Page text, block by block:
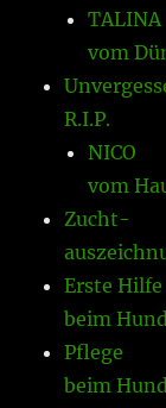
TALINA
vom
R.I.P.
NICO
vom
Zucht-
Erste Hilfe
beim Hund
Pflege
beim Hund